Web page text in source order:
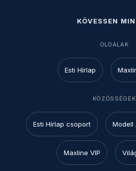
KÖVESSEN
OLDALAK
Esti Hírlap
KÖZÖSSÉGEK
Esti Hírlap csoport Modell
Maxline VIP